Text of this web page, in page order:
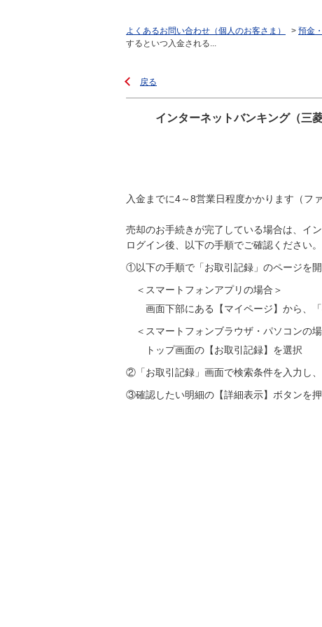
よくあるお問い合わせ（個人のお客さま） > 預金
するといつ入金される...
戻る
インターネットバンキング（三
入金までに4～8営業日程度かかります（フ
売却のお手続きが完了している場合は、イ
ログイン後、以下の手順でご確認ください。
①以下の手順で「お取引記録」のページを開
＜スマートフォンアプリの場合＞
画面下部にある【マイページ】から、
＜スマートフォンブラウザ・パソコンの
トップ画面の【お取引記録】を選択
②「お取引記録」画面で検索条件を入力し
③確認したい明細の【詳細表示】ボタンを